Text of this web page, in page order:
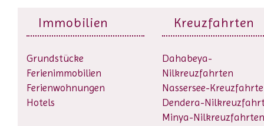
Immobilien
Grundstücke
Ferienimmobilien
Ferienwohnungen
Hotels
Kreuzfahrten
Dahabeya-
Nilkreuzfahrten
Nassersee-
Dendera-
Minya-Nilkreuzfahrten